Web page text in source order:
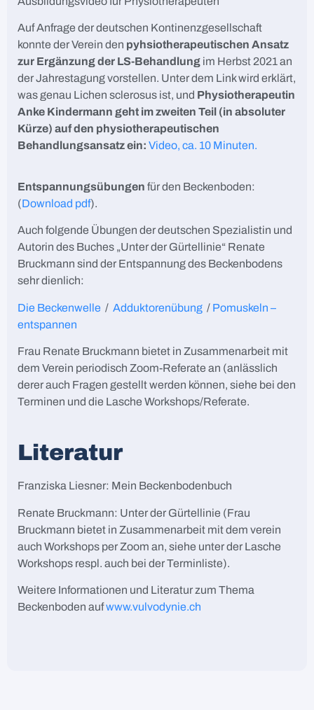
Auf Anfrage der deutschen Kontinenzgesellschaft
konnte der Verein den pyhsiotherapeutischen Ansatz
zur Ergänzung der LS-Behandlung im Herbst 2021 an
der Jahrestagung vorstellen. Unter dem Link wird erklärt,
was genau Lichen sclerosus ist, und Physiotherapeutin
Anke Kindermann geht im zweiten Teil (in absoluter
Kürze) auf den physiotherapeutischen
Behandlungsansatz ein: Video, ca. 10 Minuten.
Entspannungsübungen für den Beckenboden:
(Download pdf).
Auch folgende Übungen der deutschen Spezialistin und
Autorin des Buches „Unter der Gürtellinie“ Renate
Bruckmann sind der Entspannung des Beckenbodens
sehr dienlich:
Die Beckenwelle / Adduktorenübung / Pomuskeln –
entspannen
Frau Renate Bruckmann bietet in Zusammenarbeit mit
dem Verein periodisch Zoom-Referate an (anlässlich
derer auch Fragen gestellt werden können, siehe bei den
Terminen und die Lasche Workshops/Referate.
Literatur
Franziska Liesner: Mein Beckenbodenbuch
Renate Bruckmann: Unter der Gürtellinie (Frau
Bruckmann bietet in Zusammenarbeit mit dem verein
auch Workshops per Zoom an, siehe unter der Lasche
Workshops respl. auch bei der Terminliste).
Weitere Informationen und Literatur zum Thema
Beckenboden aufwww.vulvodynie.ch